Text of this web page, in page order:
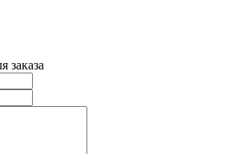
заказа